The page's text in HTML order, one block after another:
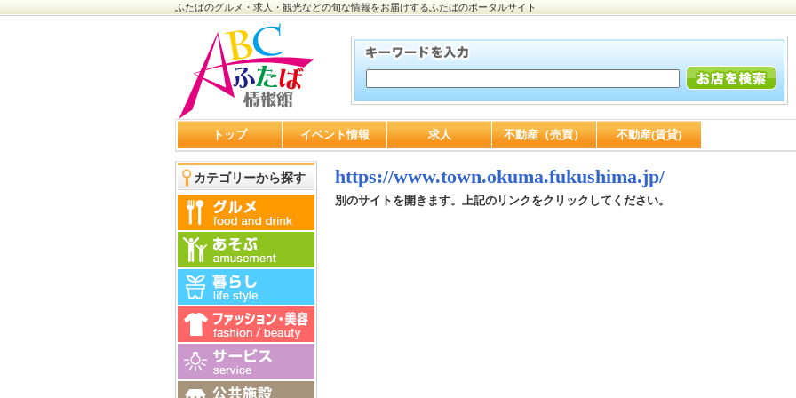
ふたばのグルメ・求人・観光などの旬な情報をお届けするふたばのポータルサイト
トップ イベント情報 求人 不動産（売買） 不動産(賃貸)
カテゴリーから探す https://www.town.okuma.fukushima.jp/
別のサイトを開きます。上記のリンクをクリックしてください。